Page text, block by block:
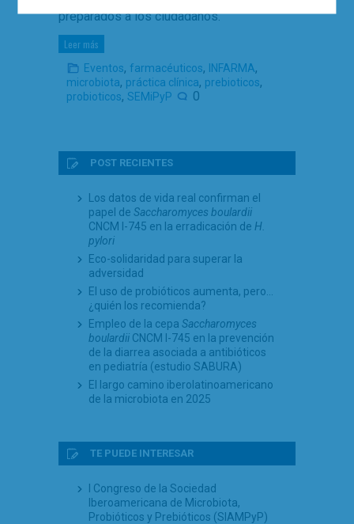
preparados a los ciudadanos.
Leer más
Eventos, farmacéuticos, INFARMA,
microbiota, práctica clínica, prebioticos,
probioticos, SEMiPyP 0
POST RECIENTES
Los datos de vida real confirman el
papel de Saccharomyces boulardii
CNCM I-745 en la erradicación de H.
pylori
Eco-solidaridad para superar la
adversidad
El uso de probióticos aumenta, pero…
¿quién los recomienda?
Empleo de la cepa Saccharomyces
boulardii CNCM I-745 en la prevención
de la diarrea asociada a antibióticos
en pediatría (estudio SABURA)
El largo camino iberolatinoamericano
de la microbiota en 2025
TE PUEDE INTERESAR
I Congreso de la Sociedad
Iberoamericana de Microbiota,
Probióticos y Prebióticos (SIAMPyP)